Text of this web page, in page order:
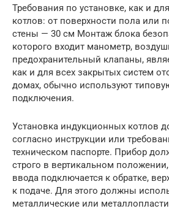
Требования по установке, как и
котлов: от поверхности пола или
стены — 30 см Монтаж блока
которого входит манометр,
предохранительный клапаны,
как и для всех закрытых систем
домах, обычно используют
подключения.
Установка индукционных котлов
согласно инструкции или
техническом паспорте. Прибор
строго в вертикальном
ввода подключается к обратке,
к подаче. Для этого должны
металлические или